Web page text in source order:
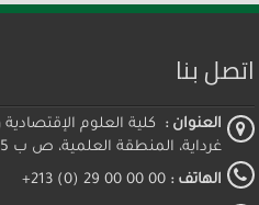
اتصل بنا
العنوان : كلية العلوم
غرداية، المنطقة العلمية، ص ب 455، غرداية، 47000، الجزائر
الهاتف : 00 00 00 29 (0) 213+